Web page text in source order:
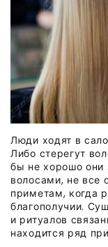
Люди ходят в
Либо стерегут
бы не хорошо они
волосами, не все
приметам, когда
благополучии.
и ритуалов
находится ряд